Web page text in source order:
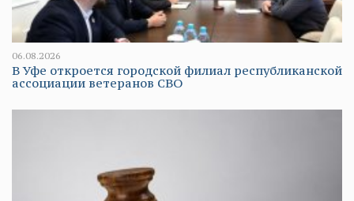
06.08.2026
В Уфе откроется городской филиал республиканской
ассоциации ветеранов СВО